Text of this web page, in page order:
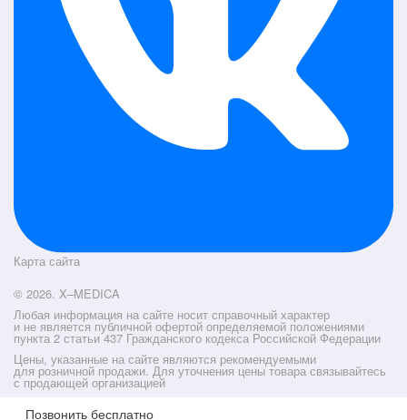
Карта сайта
© 2026. X–MEDICA
Любая информация на сайте носит справочный характер
и не является публичной офертой определяемой положениями
пункта 2 статьи 437 Гражданского кодекса Российской Федерации
Цены, указанные на сайте являются рекомендуемыми
для розничной продажи. Для уточнения цены товара связывайтесь
с продающей организацией
Позвонить бесплатно